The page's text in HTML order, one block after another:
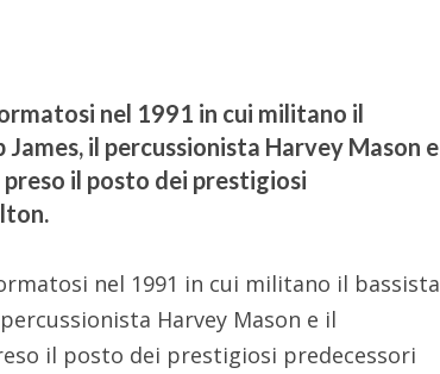
nel 1991 in cui militano il
il percussionista Harvey Mason e
il posto dei prestigiosi
nel 1991 in cui militano il bassista
Harvey Mason e il
il posto dei prestigiosi predecessori